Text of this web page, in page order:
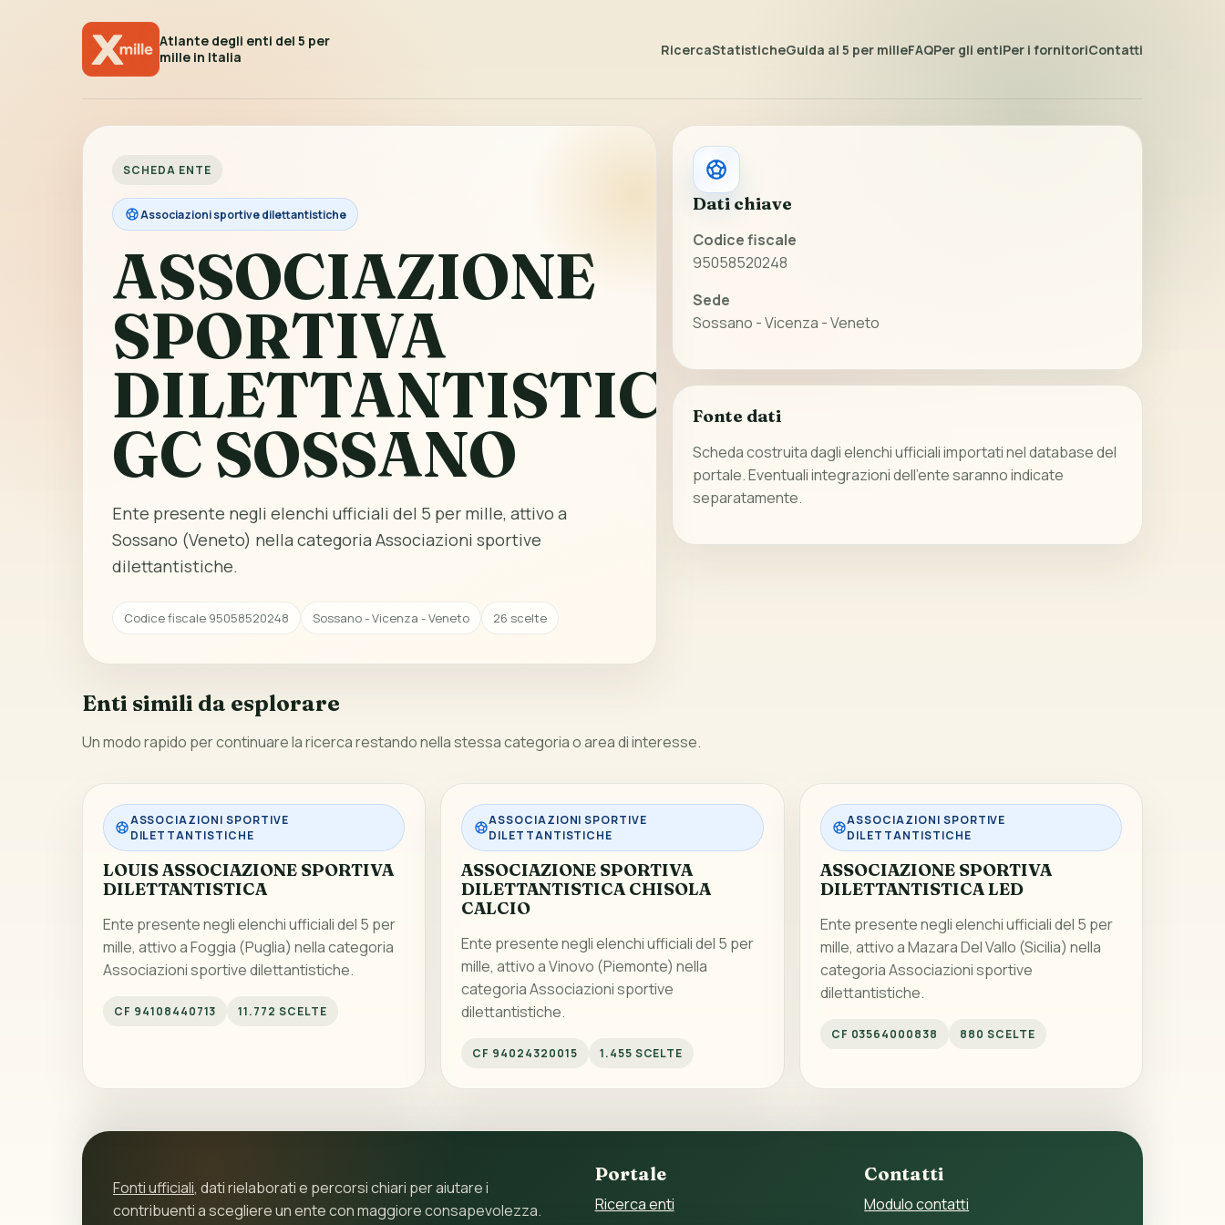
Atlante degli enti del 5 per
mille in Italia
RicercaStatisticheGuida al 5 per milleFAQPer gli entiPer i fornitoriContatti
SCHEDA ENTE
Associazioni sportive dilettantistiche
ASSOCIAZIONE
SPORTIVA
DILETTANTISTICA
GC SOSSANO
Ente presente negli elenchi ufficiali del 5 per mille, attivo a
Sossano (Veneto) nella categoria Associazioni sportive
dilettantistiche.
Codice fiscale 95058520248 Sossano - Vicenza - Veneto 26 scelte
Dati chiave
Codice fiscale
95058520248
Sede
Sossano - Vicenza - Veneto
Fonte dati
Scheda costruita dagli elenchi ufficiali importati nel database del
portale. Eventuali integrazioni dell’ente saranno indicate
separatamente.
Enti simili da esplorare
Un modo rapido per continuare la ricerca restando nella stessa categoria o area di interesse.
ASSOCIAZIONI SPORTIVE
DILETTANTISTICHE
LOUIS ASSOCIAZIONE SPORTIVA
DILETTANTISTICA
Ente presente negli elenchi ufficiali del 5 per
mille, attivo a Foggia (Puglia) nella categoria
Associazioni sportive dilettantistiche.
CF 94108440713 11.772 SCELTE
ASSOCIAZIONI SPORTIVE
DILETTANTISTICHE
ASSOCIAZIONE SPORTIVA
DILETTANTISTICA CHISOLA
CALCIO
Ente presente negli elenchi ufficiali del 5 per
mille, attivo a Vinovo (Piemonte) nella
categoria Associazioni sportive
dilettantistiche.
CF 94024320015 1.455 SCELTE
ASSOCIAZIONI SPORTIVE
DILETTANTISTICHE
ASSOCIAZIONE SPORTIVA
DILETTANTISTICA LED
Ente presente negli elenchi ufficiali del 5 per
mille, attivo a Mazara Del Vallo (Sicilia) nella
categoria Associazioni sportive
dilettantistiche.
CF 03564000838 880 SCELTE
Fonti ufficiali, dati rielaborati e percorsi chiari per aiutare i
contribuenti a scegliere un ente con maggiore consapevolezza.
Portale
Ricerca enti
Contatti
Modulo contatti